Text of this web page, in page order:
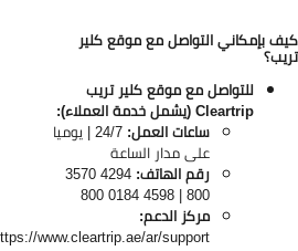
بإمكاني التواصل مع موقع كلير
للتواصل مع موقع كليرتريب
Cleartrip(يشمل خدمة العملاء):
ساعات العمل: 24/7 | يوميا
على مدار الساعة
رقم الهاتف: 4294 3570
800 | 4598 0184 800
مركز الدعم:
https://www.cleartrip.ae/ar/support/